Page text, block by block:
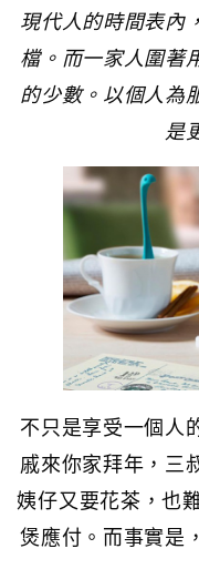
現代人的時間表內
檔。而一家人圍著
的少數。以個人為
是
不只是享受一個人
戚來你家拜年，三
姨仔又要花茶，也
煲應付。而事實是